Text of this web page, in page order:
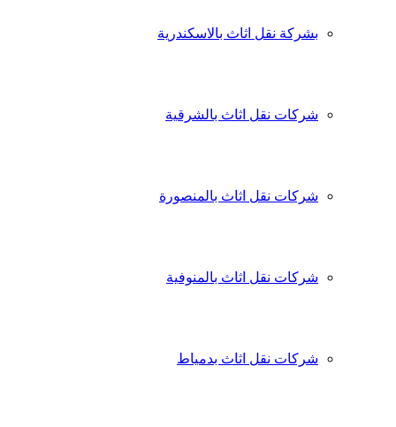
بشركة نقل اثاث بالاسكندرية
شركات نقل اثاث بالشرقية
شركات نقل اثاث بالمنصورة
شركات نقل اثاث بالمنوفية
شركات نقل اثاث بدمياط